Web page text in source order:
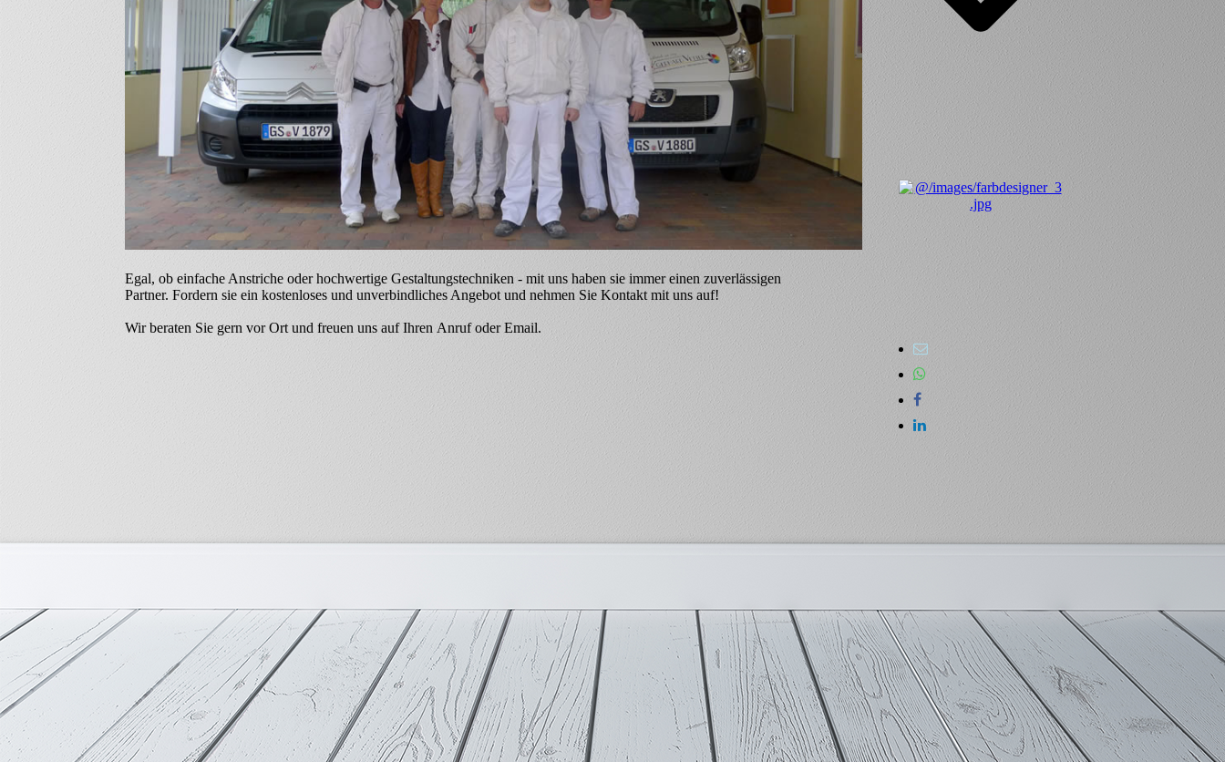
Egal, ob einfache Anstriche oder hochwertige Gestaltungstechniken - mit uns haben sie immer einen zuverlässigen
Partner. Fordern sie ein kostenloses und unverbindliches Angebot und nehmen Sie Kontaktmit uns auf!
Wir beraten Sie gern vor Ort und freuen uns auf Ihren Anruf oder Email.